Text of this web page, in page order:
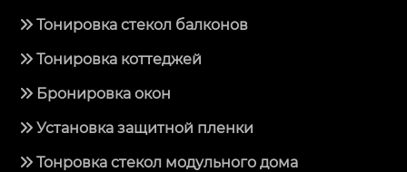
Тонировка стекол балконов
Тонировка коттеджей
Бронировка окон
Установка защитной пленки
Тонровка стекол модульного дома